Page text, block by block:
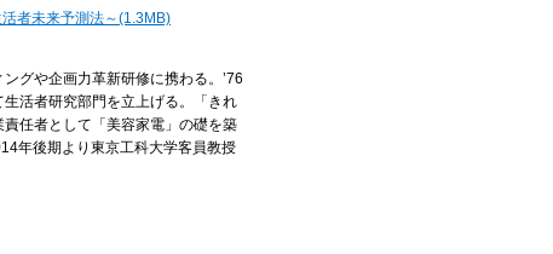
者未来予測法～(1.3MB)
グや企画力革新研修に携わる。’76
活者研究部門を立上げる。「きれ
任者として「美容家電」の礎を築
年後期より東京工科大学客員教授